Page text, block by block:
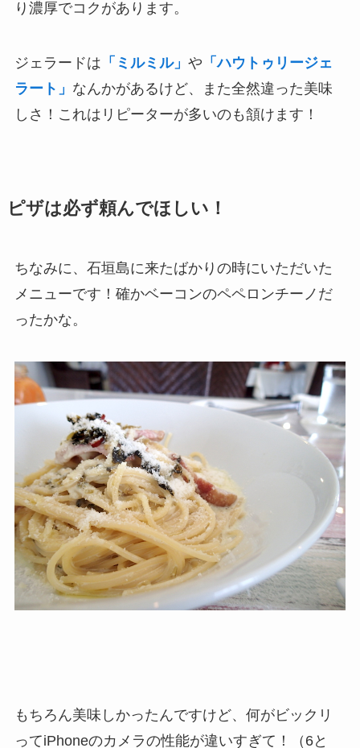
り濃厚でコクがあります。
ジェラードは 「ミルミル」 や 「ハウトゥリージェ
ラート」 なんかがあるけど、また全然違った美味
しさ！これはリピーターが多いのも頷けます！
ピザは必ず頼んでほしい！
ちなみに、石垣島に来たばかりの時にいただいた
メニューです！確かベーコンのペペロンチーノだ
ったかな。
もちろん美味しかったんですけど、何がビックリ
ってiPhoneのカメラの性能が違いすぎて！（6と